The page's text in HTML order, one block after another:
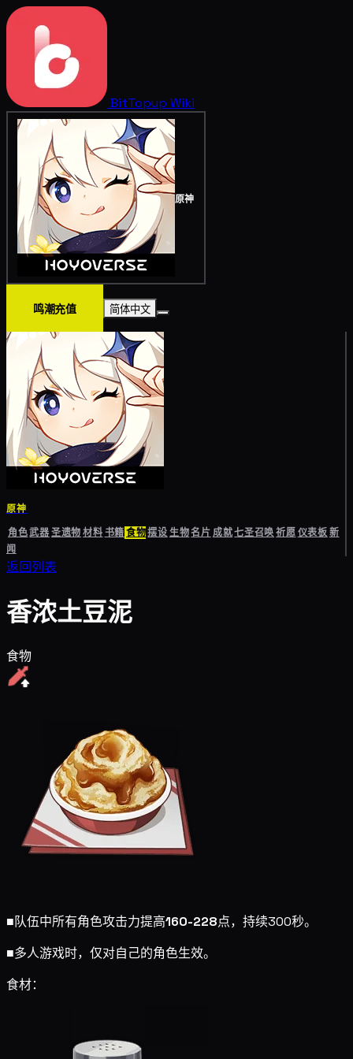
BitTopup Wiki
原神
鸣潮充值 简体中文
原神
角色武器圣遗物材料书籍食物摆设生物名片成就七圣召唤祈愿仪表板新
闻
返回列表
香浓土豆泥
食物
■队伍中所有角色攻击力提高160-228点，持续300秒。
■多人游戏时，仅对自己的角色生效。
食材：